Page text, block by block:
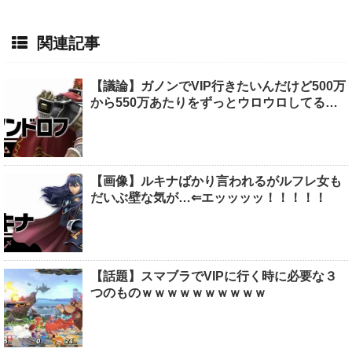
関連記事
【議論】ガノンでVIP行きたいんだけど500万
から550万あたりをずっとウロウロしてる…
【画像】ルキナばかり言われるがルフレ女も
だいぶ壁な気が…⇐エッッッッ！！！！！
【話題】スマブラでVIPに行く時に必要な３
つのものｗｗｗｗｗｗｗｗｗｗ